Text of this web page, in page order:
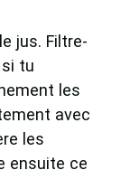
jus. Filtre-
tu
les
avec
les
ensuite ce